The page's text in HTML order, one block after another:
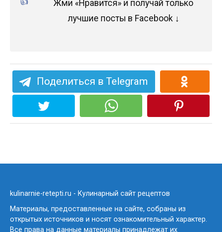
Жми «Нравится» и получай только
лучшие посты в Facebook ↓
Поделиться в Telegram
kulinarnie-retepti.ru - Кулинарный сайт рецептов
Материалы, предоставленные на сайте, собраны из
открытых источников и носят ознакомительный характер.
Все права на данные материалы принадлежат их